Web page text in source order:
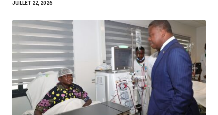
JUILLET 22, 2026